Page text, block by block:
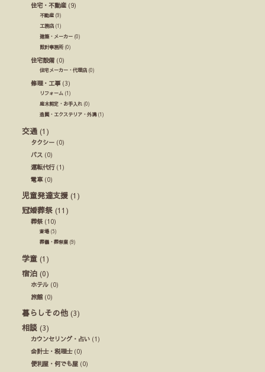
住宅・不動産 (9)
不動産 (9)
工務店 (1)
建築・メーカー (0)
設計事務所(0)
住宅設備(0)
住宅メーカー・代理店 (0)
修理・工事(3)
リフォーム (1)
庭木剪定・お手入れ (0)
造園・エクステリア・外溝(1)
交通 (1)
タクシー (0)
バス (0)
運転代行(1)
電車(0)
児童発達支援 (1)
冠婚葬祭 (11)
葬祭(10)
斎場(5)
葬儀・葬祭業 (9)
学童 (1)
宿泊 (0)
ホテル (0)
旅館 (0)
暮らしその他 (3)
相談 (3)
カウンセリング・占い (1)
会計士・税理士(0)
便利屋・何でも屋 (0)